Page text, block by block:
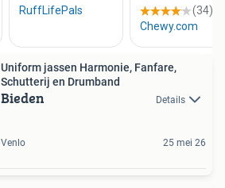
Uniform jassen Harmonie, Fanfare,
Schutterij en Drumband
Bieden Details
Venlo 25 mei 26